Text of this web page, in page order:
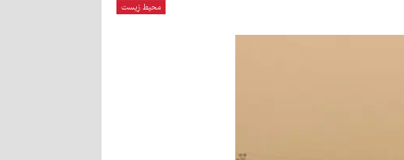
محیط زیست